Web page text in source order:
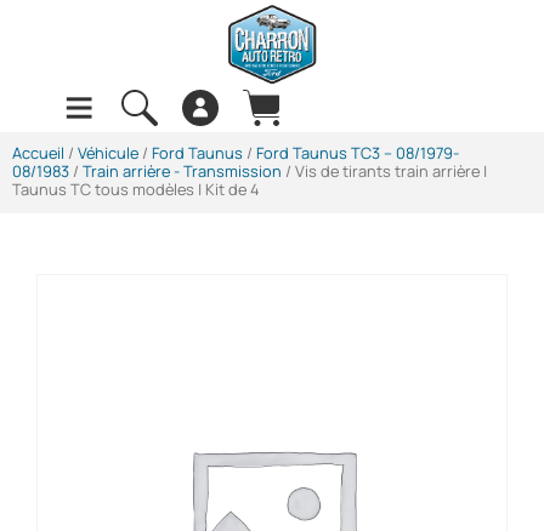
Accueil / Véhicule / Ford Taunus / Ford Taunus TC3 -- 08/1979-
08/1983 / Train arrière - Transmission / Vis de tirants train arrière |
Taunus TC tous modèles | Kit de 4